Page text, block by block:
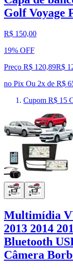
Golf Voyage
R$ 150,00
19% OFF
Preço R$ 120,89R$
no Pix Ou 2x de R$
Cupom R$ 15
Multimídia
2013 2014
Bluetooth
Câmera